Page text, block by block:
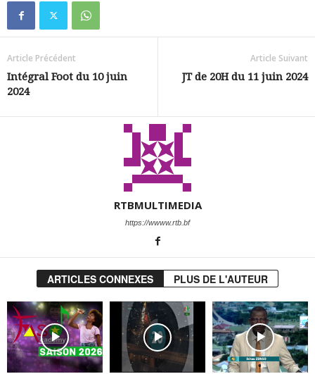
Article Précédent
Intégral Foot du 10 juin
2024
Article Suivant
JT de 20H du 11 juin 2024
RTBMULTIMEDIA
https://wwww.rtb.bf
ARTICLES CONNEXES PLUS DE L'AUTEUR